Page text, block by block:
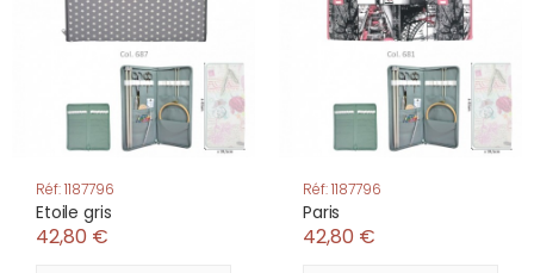
Réf: 1187796
Etoile gris
42,80 €
Réf: 1187796
Paris
42,80 €